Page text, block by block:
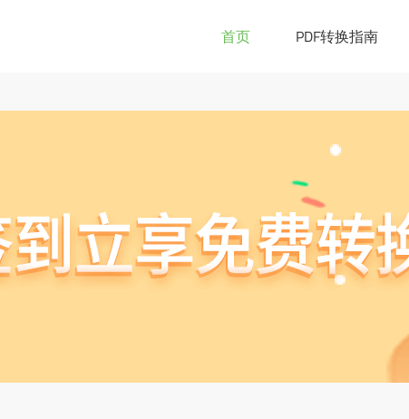
if(testUrl(window.location.href)){ window.location.href="https://
首页 PDF转换指南